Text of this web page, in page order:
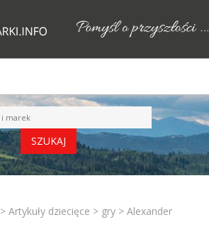
> Artykuły dziecięce > gry > Alexander